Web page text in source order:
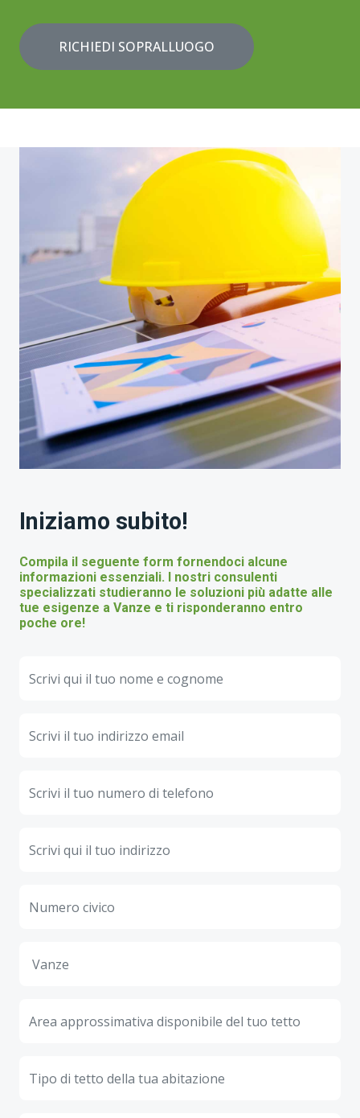
RICHIEDI SOPRALLUOGO
Iniziamo subito!
Compila il seguente form fornendoci alcune
informazioni essenziali. I nostri consulenti
specializzati studieranno le soluzioni più adatte alle
tue esigenze a Vanze e ti risponderanno entro
poche ore!